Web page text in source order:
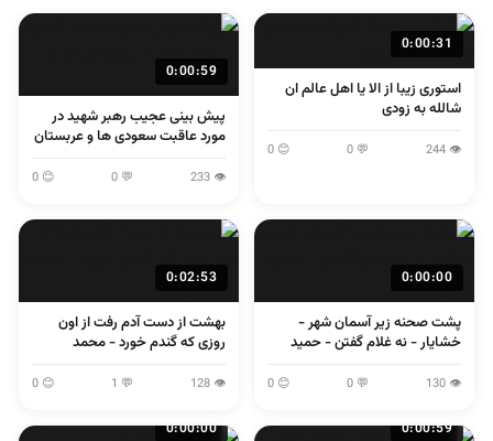
0:00:31
استوری زیبا از الا یا اهل عالم ان
شالله به زودی
👁 244
💬 0
😊 0
0:00:59
پیش بینی عجیب رهبر شهید در
مورد عاقبت سعودی ها و عربستان
👁 233
💬 0
😊 0
0:00:00
پشت صحنه زیر آسمان شهر -
خشایار - نه غلام گفتن - حمید
👁 130
💬 0
😊 0
0:02:53
بهشت از دست آدم رفت از اون
روزی که گندم خورد - محمد
👁 128
💬 1
😊 0
0:00:59
0:00:00